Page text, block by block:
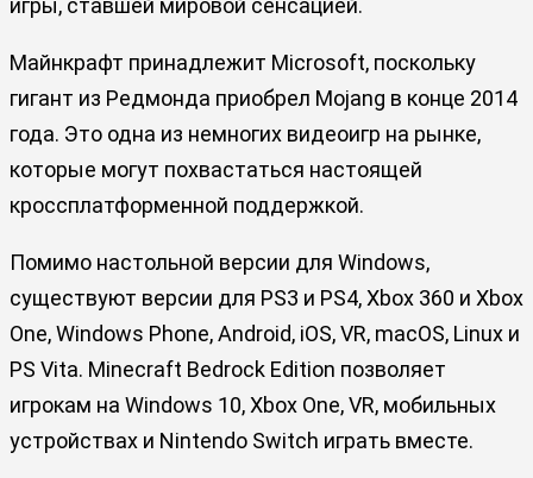
игры, ставшей мировой сенсацией.
Майнкрафт принадлежит Microsoft, поскольку
гигант из Редмонда приобрел Mojang в конце 2014
года. Это одна из немногих видеоигр на рынке,
которые могут похвастаться настоящей
кроссплатформенной поддержкой.
Помимо настольной версии для Windows,
существуют версии для PS3 и PS4, Xbox 360 и Xbox
One, Windows Phone, Android, iOS, VR, macOS, Linux и
PS Vita. Minecraft Bedrock Edition позволяет
игрокам на Windows 10, Xbox One, VR, мобильных
устройствах и Nintendo Switch играть вместе.